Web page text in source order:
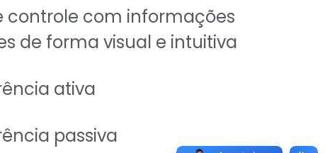
controle com informações
de forma visual e intuitiva
ativa
passiva